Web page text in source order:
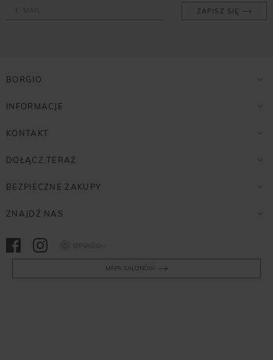
ZAPISZ SIĘ
BORGIO
INFORMACJE
KONTAKT
DOŁĄCZ TERAZ
BEZPIECZNE ZAKUPY
ZNAJDŹ NAS
MAPA SALONÓW